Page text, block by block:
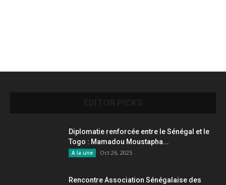
Diplomatie renforcée entre le Sénégal et le
Togo : Mamadou Moustapha...
A la une Oct 26, 2025
Rencontre Association Sénégalaise des